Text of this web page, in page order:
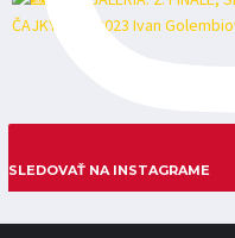
SLEDOVAŤ NA INSTAGRAME